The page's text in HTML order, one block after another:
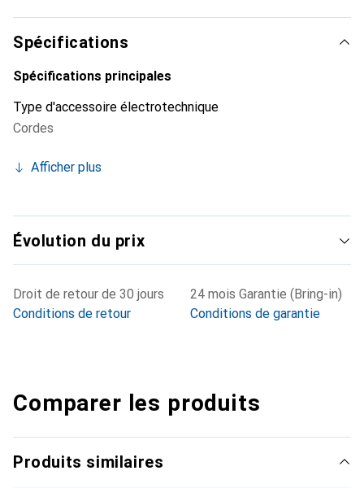
Spécifications
Spécifications principales
Type d'accessoire électrotechnique
Cordes
Afficher plus
Évolution du prix
Droit de retour de 30 jours
Conditions de retour
24 mois Garantie (Bring-in)
Conditions de garantie
Comparer les produits
Produits similaires